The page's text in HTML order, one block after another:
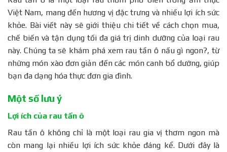
Việt Nam, mang đến hương vị đặc trưng và nhiều lợi ích sức
khỏe. Bài viết này sẽ giới thiệu chi tiết về cách chọn mua,
chế biến và tận dụng tối đa giá trị dinh dưỡng của loại rau
này. Chúng ta sẽ khám phá xem rau tần ô nấu gì ngon?, từ
những món xào đơn giản đến các món canh bổ dưỡng, giúp
bạn đa dạng hóa thực đơn gia đình.
Một số lưu ý
Lợi ích của rau tần ô
Rau tần ô không chỉ là một loại rau gia vị thơm ngon mà
còn mang lại nhiều lợi ích sức khỏe đáng kể. Dưới đây là